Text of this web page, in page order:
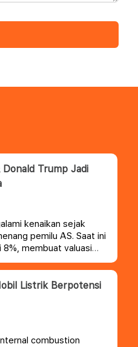
Trump Jadi
kenaikan sejak
pemilu AS. Saat ini
8%, membuat valuasi
dari $ 1 Triliun
Listrik Berpotensi
combustion